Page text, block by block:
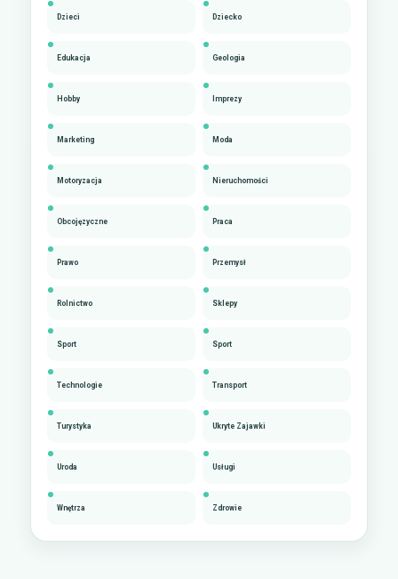
Dzieci Dziecko
Edukacja Geologia
Hobby Imprezy
Marketing Moda
Motoryzacja Nieruchomości
Obcojęzyczne Praca
Prawo Przemysł
Rolnictwo Sklepy
Sport Sport
Technologie Transport
Turystyka Ukryte Zajawki
Uroda Usługi
Wnętrza Zdrowie